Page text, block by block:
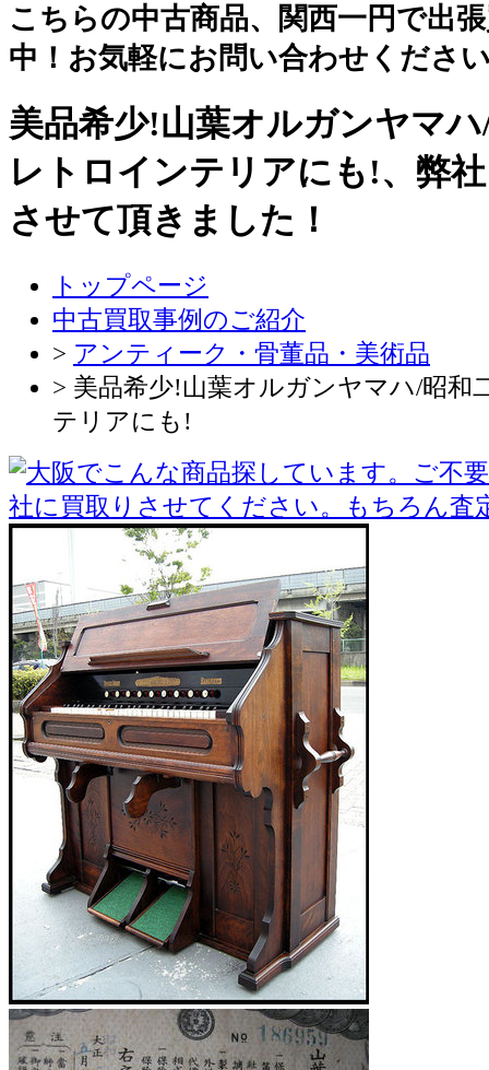
こちらの中古商品、関西一円で出
美品希少!山葉オルガンヤマ
レトロインテリアにも!、弊
トップページ
中古買取事例のご紹介
> アンティーク・骨董品・美術品
> 美品希少!山葉オルガンヤマハ/昭和
テリアにも!